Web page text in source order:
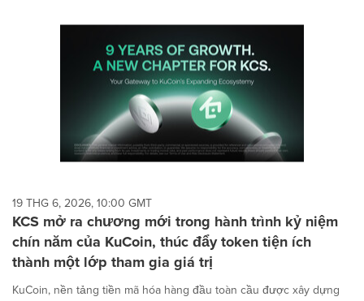
19 THG 6, 2026, 10:00 GMT
KCS mở ra chương mới trong hành trình kỷ niệm
chín năm của KuCoin, thúc đẩy token tiện ích
thành một lớp tham gia giá trị
KuCoin, nền tảng tiền mã hóa hàng đầu toàn cầu được xây dựng